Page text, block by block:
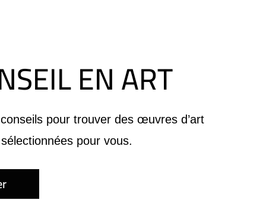
EN ART
pour trouver des œuvres d’art
sélectionnées pour vous.